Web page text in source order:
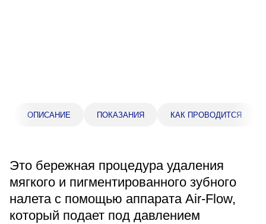
Адрес
Суббота 08:00–16:00
Регистратура
ОПИСАНИЕ ПОКАЗАНИЯ КАК ПРОВОДИТСЯ
Это бережная процедура удаления
мягкого и пигментированного зубного
налета с помощью аппарата Air-Flow,
который подает под давлением